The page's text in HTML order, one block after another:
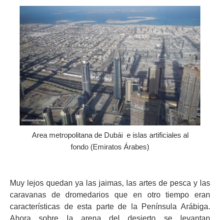
Area metropolitana de Dubái e islas artificiales al
fondo (Emiratos Árabes)
Muy lejos quedan ya las jaimas, las artes de pesca y las
caravanas de dromedarios que en otro tiempo eran
características de esta parte de la Península Arábiga.
Ahora sobre la arena del desierto se levantan